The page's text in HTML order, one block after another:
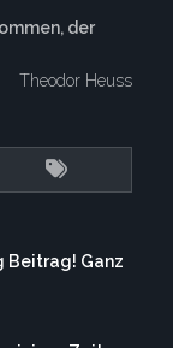
der
Theodor Heuss
Beitrag! Ganz